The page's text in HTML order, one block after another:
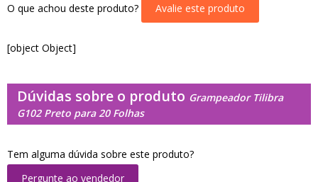
O que achou deste produto? Avalie este produto
[object Object]
Dúvidas sobre o produto Grampeador Tilibra
G102 Preto para 20 Folhas
Tem alguma dúvida sobre este produto?
Pergunte ao vendedor